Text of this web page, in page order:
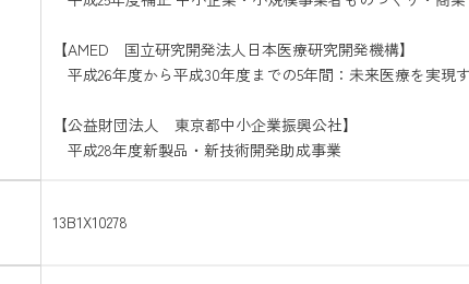
【AMED 国立研究開発法人日本医療研究開発機構】
平成26年度から平成30年度までの5年間：未来医療を実現
【公益財団法人 東京都中小企業振興公社】
平成28年度新製品・新技術開発助成事業
13B1X10278